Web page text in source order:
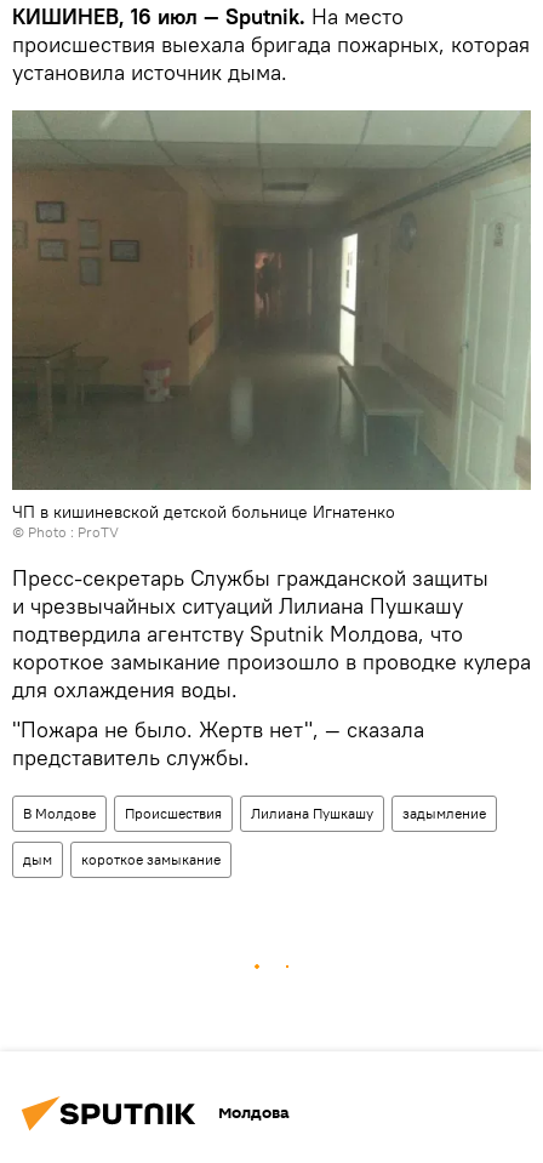
КИШИНЕВ, 16 июл — Sputnik. На место
происшествия выехала бригада пожарных, которая
установила источник дыма.
ЧП в кишиневской детской больнице Игнатенко
© Photo : ProTV
Пресс-секретарь Службы гражданской защиты
и чрезвычайных ситуаций Лилиана Пушкашу
подтвердила агентству Sputnik Молдова, что
короткое замыкание произошло в проводке кулера
для охлаждения воды.
"Пожара не было. Жертв нет", — сказала
представитель службы.
В Молдове Происшествия Лилиана Пушкашу задымление
дым короткое замыкание
Молдова